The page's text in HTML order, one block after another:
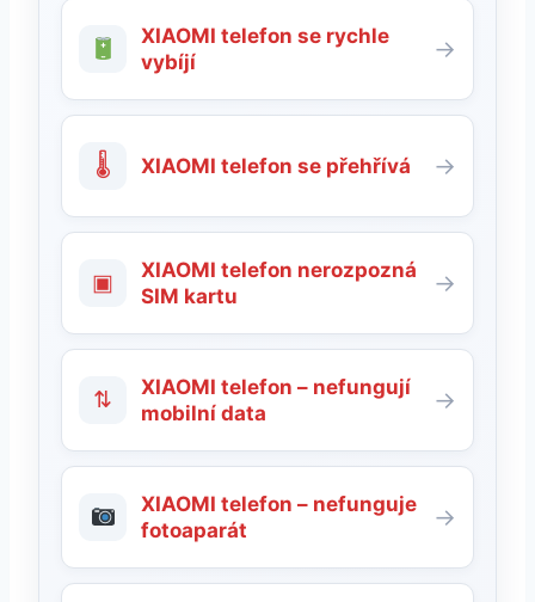
XIAOMI telefon se rychle
vybíjí
→
🌡 XIAOMI telefon se přehřívá →
▣
XIAOMI telefon nerozpozná
SIM kartu
→
⇅
XIAOMI telefon – nefungují
mobilní data
→
XIAOMI telefon – nefunguje
fotoaparát
→